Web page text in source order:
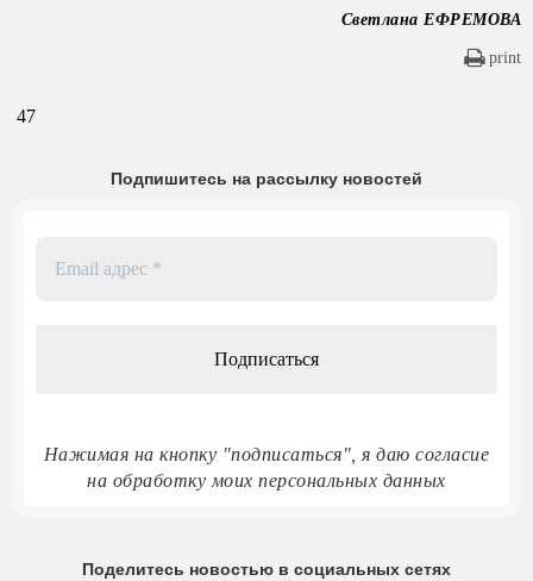
Светлана ЕФРЕМОВА
print
47
Подпишитесь на рассылку новостей
Нажимая на кнопку "подписаться", я даю согласие
на обработку моих персональных данных
Поделитесь новостью в социальных сетях